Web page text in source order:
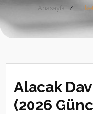
Anasayfa
Alacak
(2026